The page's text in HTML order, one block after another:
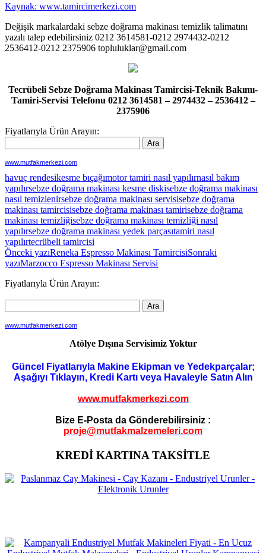
Kaynak: www.tamircimerkezi.com
Değişik markalardaki sebze doğrama makinası temizlik talimatını
yazılı talep edebilirsiniz 0212 3614581-0212 2974432-0212
2536412-0212 2375906 topluluklar@gmail.com
Tecrübeli Sebze Doğrama Makinası Tamircisi-Teknik Bakımı-
Tamiri-Servisi Telefonu 0212 3614581 – 2974432 – 2536412 –
2375906
Fiyatlarıyla Ürün Arayın:
www.mutfakmerkezi.com
havuç rendesikesme bıçağımotor tamiri nasıl yapılırnasıl bakım
yapılırsebze doğrama makinası kesme diskisebze doğrama makinası
nasıl temizlenirsebze doğrama makinası servisisebze doğrama
makinası tamircisisebze doğrama makinası tamirisebze doğrama
makinası temizliğisebze doğrama makinası temizliği nasıl
yapılırsebze doğrama makinası yedek parçasıtamiri nasıl
yapılırtecrübeli tamircisi
Yazı
dolaşımı
Önceki yazıReneka Espresso Makinası TamircisiSonraki
yazıMarzocco Espresso Makinası Servisi
Fiyatlarıyla Ürün Arayın:
www.mutfakmerkezi.com
Atölye Dışına Servisimiz Yoktur
Güncel Fiyatlarıyla Makine Ekipman ve Yedekparçalar;
Aşağıyı Tıklayın, Kredi Kartı veya Havaleyle Satın Alın
www.mutfakmerkezi.com
Bize E-Posta da Gönderebilirsiniz :
proje@mutfakmalzemeleri.com
KREDİ KARTINA TAKSİTLE